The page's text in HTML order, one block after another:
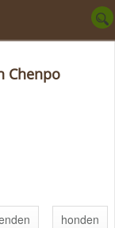
Chenpo
honden